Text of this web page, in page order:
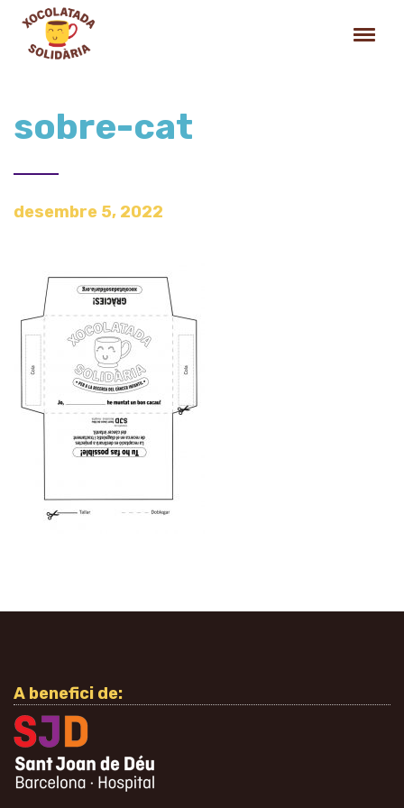
sobre-cat
desembre 5, 2022
A benefici de: